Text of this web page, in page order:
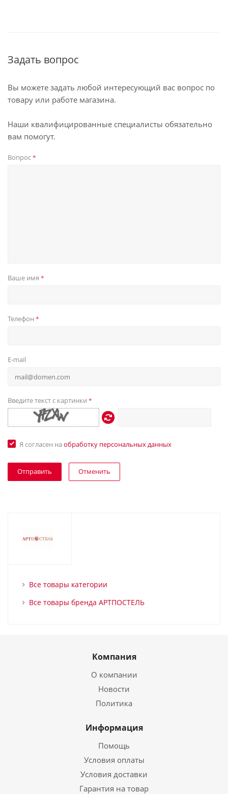
Задать вопрос
Вы можете задать любой интересующий вас вопрос по
товару или работе магазина.
Наши квалифицированные специалисты обязательно
вам помогут.
Вопрос*
Ваше имя *
Телефон *
E-mail
Введите текст с картинки *
Я согласен на обработку персональных данных
Отменить
Все товары категории
Все товары бренда АРТПОСТЕЛЬ
Компания
О компании
Новости
Политика
Информация
Помощь
Условия оплаты
Условия доставки
Гарантия на товар